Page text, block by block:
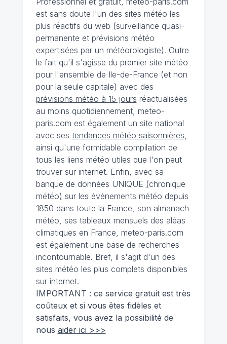
est sans doute l'un des sites météo les
plus réactifs du web (surveillance quasi-
permanente et prévisions météo
expertisées par un météorologiste). Outre
le fait qu'il s'agisse du premier site météo
pour l'ensemble de Ile-de-France (et non
pour la seule capitale) avec des
prévisions météo à 15 jours réactualisées
au moins quotidiennement, meteo-
paris.com est également un site national
avec ses tendances météo saisonnières,
ainsi qu'une formidable compilation de
tous les liens météo utiles que l'on peut
trouver sur internet. Enfin, avec sa
banque de données UNIQUE (chronique
météo) sur les événements météo depuis
1850 dans toute la France, son almanach
météo, ses tableaux mensuels des aléas
climatiques en France, meteo-paris.com
est également une base de recherches
incontournable. Bref, il s'agit d'un des
sites météo les plus complets disponibles
sur internet.
IMPORTANT : ce service gratuit est très
coûteux et si vous êtes fidèles et
satisfaits, vous avez la possibilité de
nous aider ici >>>